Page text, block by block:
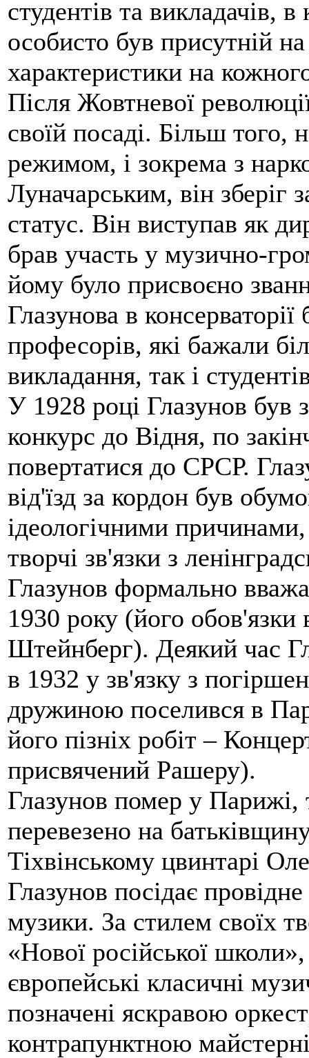
студентів та викладачів,
особисто був присутній на
характеристики на
Після Жовтневої
своїй посаді. Більш того,
режимом, і зокрема з
Луначарським, він зберіг
статус. Він виступав як
брав участь у музично-
йому було присвоєно
Глазунова в
професорів, які бажали
викладання, так і
У 1928 році Глазунов був
конкурс до Відня, по
повертатися до СРСР.
від'їзд за кордон був
ідеологічними
творчі зв'язки з
Глазунов формально
1930 року (його обов'язки
Штейнберг). Деякий час
в 1932 у зв'язку з
дружиною поселився в
його пізніх робіт –
присвячений Рашеру).
Глазунов помер у Парижі,
перевезено на
Тіхвінському цвинтарі
Глазунов посідає провідне
музики. За стилем своїх
«Нової російської
європейські класичні
позначені яскравою
контрапунктною